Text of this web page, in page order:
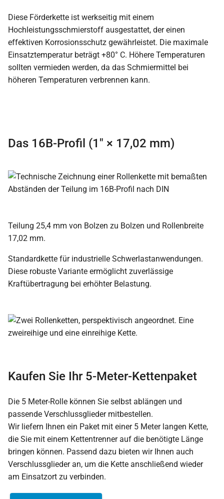
Diese Förderkette ist werkseitig mit einem
Hochleistungsschmierstoff ausgestattet, der einen
effektiven Korrosionsschutz gewährleistet. Die maximale
Einsatztemperatur beträgt +80° C. Höhere Temperaturen
sollten vermieden werden, da das Schmiermittel bei
höheren Temperaturen verbrennen kann.
Das 16B-Profil (1″ × 17,02 mm)
Teilung 25,4 mm von Bolzen zu Bolzen und Rollenbreite
17,02 mm.
Standardkette für industrielle Schwerlastanwendungen.
Diese robuste Variante ermöglicht zuverlässige
Kraftübertragung bei erhöhter Belastung.
Kaufen Sie Ihr 5-Meter-Kettenpaket
Die 5 Meter-Rolle können Sie selbst ablängen und
passende Verschlussglieder mitbestellen.
Wir liefern Ihnen ein Paket mit einer 5 Meter langen Kette,
die Sie mit einem Kettentrenner auf die benötigte Länge
bringen können. Passend dazu bieten wir Ihnen auch
Verschlussglieder an, um die Kette anschließend wieder
am Einsatzort zu verbinden.